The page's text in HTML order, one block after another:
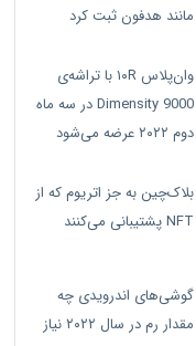
مانند هدفون ثبت کرد
وان‌پلاس ۱۰R با تراشه‌ی
Dimensity 9000 در سه ماه
دوم ۲۰۲۲ عرضه می‌شود
بلاک‌چین به جز اتریوم که از
NFT پشتیبانی می‌کنند
گوشی‌های اندرویدی چه
مقدار رم در سال ۲۰۲۲ نیاز